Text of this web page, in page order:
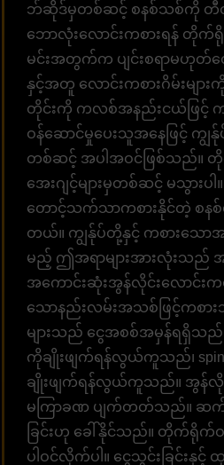
ဘ်ဆိုဒ်မှတစ်ဆင့် စနစ်သစ်ကို တီ
ဘောလုံးလောင်းကစားရန် တိုက်ရို
မင်းအတွက်က ပျင်းစရာမဟုတ်တေ
နှင့်အတူ လောင်းကစားဂိမ်းများ
တိုင်းကို ကလစ်အနည်းငယ်ဖြင့် က
ဝန်ဆောင်မှုပေးသူအနေဖြင့် က
တစ်ဆင့် အပါအဝင်ဖြစ်သည်
အေးဂျင့်များမှတစ်ဆင့် မသွား
တောင့်သက်သာကစားနိုင်တဲ့ စန
တယ်။ ကျွန်ုပ်တို့နှင့် ကစားသောအ
မည့် ဤအရာများအားလုံးသည်
အကောင်းဆုံးအွန်လိုင်းလောင်းကစ
သောနည်းလမ်းအသစ်ဖြင့်ကစာ
များသည် ငွေအစစ်အမှန်ရရှိသ
ကိုချိုးဖျက်ရန်လွယ်ကူသည်၊ spin
ချိုးဖျက်ရန်လွယ်ကူသည်။ အွန်လို
မကြာခဏ ပျက်တတ်သည်။ ဆ
ခြင်းဟု ခေါ်နိုင်သည်။ တိုက်ရိုက်ဝ
ပါဝင်လိုက်ပါ။ ငွေသွင်းခြင်းနှင့်